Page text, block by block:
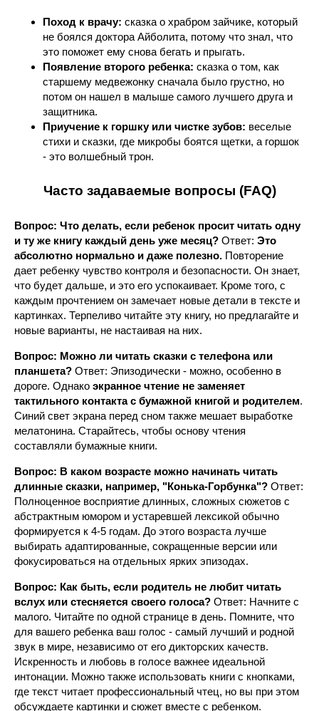
Поход к врачу: сказка о храбром зайчике, который
не боялся доктора Айболита, потому что знал, что
это поможет ему снова бегать и прыгать.
Появление второго ребенка: сказка о том, как
старшему медвежонку сначала было грустно, но
потом он нашел в малыше самого лучшего друга и
защитника.
Приучение к горшку или чистке зубов: веселые
стихи и сказки, где микробы боятся щетки, а горшок
- это волшебный трон.
Часто задаваемые вопросы (FAQ)
Вопрос: Что делать, если ребенок просит читать одну
и ту же книгу каждый день уже месяц? Ответ: Это
абсолютно нормально и даже полезно. Повторение
дает ребенку чувство контроля и безопасности. Он знает,
что будет дальше, и это его успокаивает. Кроме того, с
каждым прочтением он замечает новые детали в тексте и
картинках. Терпеливо читайте эту книгу, но предлагайте и
новые варианты, не настаивая на них.
Вопрос: Можно ли читать сказки с телефона или
планшета? Ответ: Эпизодически - можно, особенно в
дороге. Однако экранное чтение не заменяет
тактильного контакта с бумажной книгой и родителем.
Синий свет экрана перед сном также мешает выработке
мелатонина. Старайтесь, чтобы основу чтения
составляли бумажные книги.
Вопрос: В каком возрасте можно начинать читать
длинные сказки, например, "Конька-Горбунка"? Ответ:
Полноценное восприятие длинных, сложных сюжетов с
абстрактным юмором и устаревшей лексикой обычно
формируется к 4-5 годам. До этого возраста лучше
выбирать адаптированные, сокращенные версии или
фокусироваться на отдельных ярких эпизодах.
Вопрос: Как быть, если родитель не любит читать
вслух или стесняется своего голоса? Ответ: Начните с
малого. Читайте по одной странице в день. Помните, что
для вашего ребенка ваш голос - самый лучший и родной
звук в мире, независимо от его дикторских качеств.
Искренность и любовь в голосе важнее идеальной
интонации. Можно также использовать книги с кнопками,
где текст читает профессиональный чтец, но вы при этом
обсуждаете картинки и сюжет вместе с ребенком.